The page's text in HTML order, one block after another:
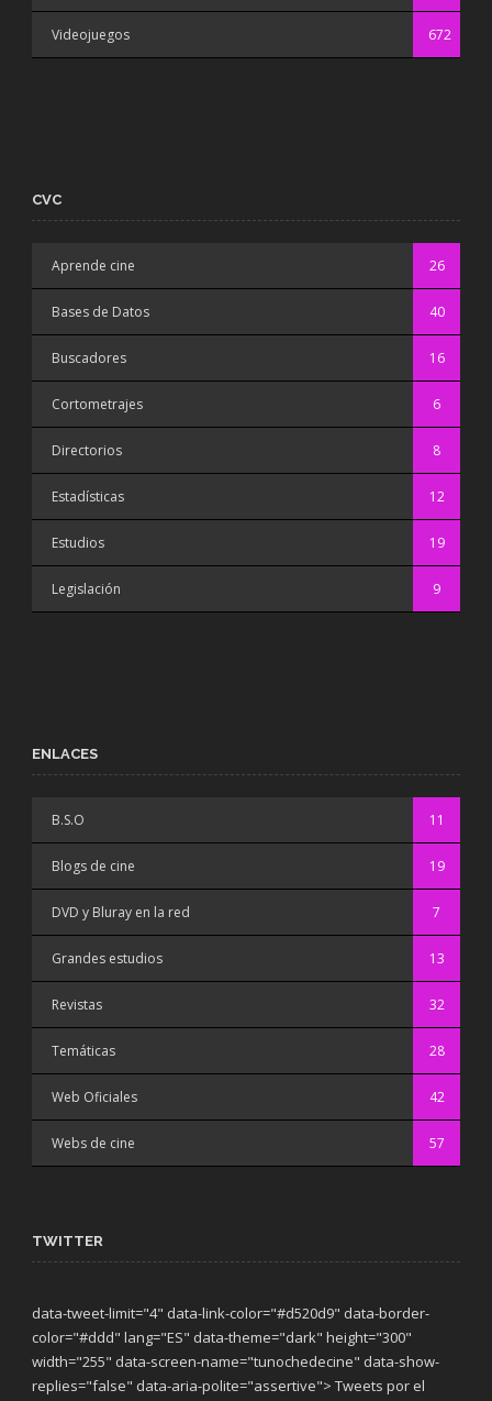
Videojuegos 672
CVC
Aprende cine 26
Bases de Datos 40
Buscadores 16
Cortometrajes 6
Directorios 8
Estadísticas 12
Estudios 19
Legislación 9
ENLACES
B.S.O 11
Blogs de cine 19
DVD y Bluray en la red 7
Grandes estudios 13
Revistas 32
Temáticas 28
Web Oficiales 42
Webs de cine 57
TWITTER
data-tweet-limit="4" data-link-color="#d520d9" data-border-
color="#ddd" lang="ES" data-theme="dark" height="300"
width="255" data-screen-name="tunochedecine" data-show-
replies="false" data-aria-polite="assertive"> Tweets por el